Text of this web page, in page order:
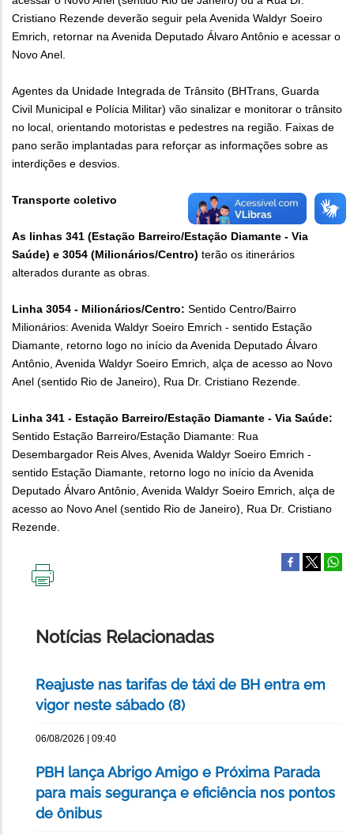
Cristiano Rezende deverão seguir pela Avenida Waldyr Soeiro
Emrich, retornar na Avenida Deputado Álvaro Antônio e acessar o
Novo Anel.
Agentes da Unidade Integrada de Trânsito (BHTrans, Guarda
Civil Municipal e Polícia Militar) vão sinalizar e monitorar o trânsito
no local, orientando motoristas e pedestres na região. Faixas de
pano serão implantadas para reforçar as informações sobre as
interdições e desvios.
Transporte coletivo
As linhas 341 (Estação Barreiro/Estação Diamante - Via
Saúde) e 3054 (Milionários/Centro) terão os itinerários
alterados durante as obras.
Linha 3054 - Milionários/Centro: Sentido Centro/Bairro
Milionários: Avenida Waldyr Soeiro Emrich - sentido Estação
Diamante, retorno logo no início da Avenida Deputado Álvaro
Antônio, Avenida Waldyr Soeiro Emrich, alça de acesso ao Novo
Anel (sentido Rio de Janeiro), Rua Dr. Cristiano Rezende.
Linha 341 - Estação Barreiro/Estação Diamante - Via Saúde:
Sentido Estação Barreiro/Estação Diamante: Rua
Desembargador Reis Alves, Avenida Waldyr Soeiro Emrich -
sentido Estação Diamante, retorno logo no início da Avenida
Deputado Álvaro Antônio, Avenida Waldyr Soeiro Emrich, alça de
acesso ao Novo Anel (sentido Rio de Janeiro), Rua Dr. Cristiano
Rezende.
Notícias Relacionadas
Reajuste nas tarifas de táxi de BH entra em
vigor neste sábado (8)
06/08/2026 | 09:40
PBH lança Abrigo Amigo e Próxima Parada
para mais segurança e eficiência nos pontos
de ônibus